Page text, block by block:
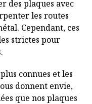
des plaques avec
les routes
Cependant, ces
strictes pour
connues et les
donnent envie,
que nos plaques